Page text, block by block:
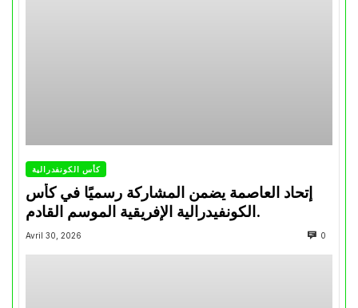
كأس الكونفدرالية
إتحاد العاصمة يضمن المشاركة رسميًا في كأس
الكونفيدرالية الإفريقية الموسم القادم.
Avril 30, 2026 0